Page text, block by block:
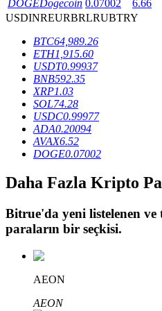
BTR Kilitleme
BTR sahiplerine özel
Krediler
Kripto destekli borçlanma
DOGEDogecoin 0.07002 6.66
USDINREURBRLRUBTRY
BTC64,989.26
ETH1,915.60
USDT0.99937
BNB592.35
XRP1.03
SOL74.28
USDC0.99977
ADA0.20094
AVAX6.52
DOGE0.07002
Daha Fazla Kripto
Bitrue'da yeni listelenen
paraların bir seçkisi.
AEON
AEON